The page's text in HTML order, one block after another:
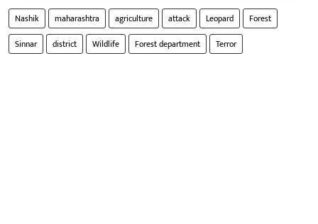
Nashik maharashtra agriculture attack Leopard
Forest
Sinnar
district Wildlife Forest department Terror